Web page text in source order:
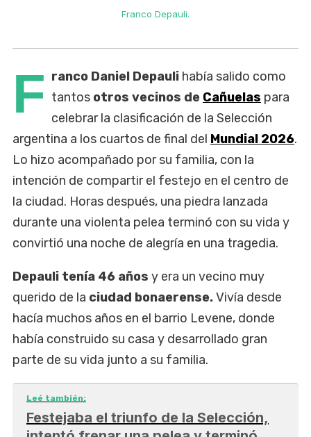
Franco Depauli.
F ranco Daniel Depauli había salido como
tantos otros vecinos de Cañuelas para
celebrar la clasificación de la Selección
argentina a los cuartos de final del Mundial 2026.
Lo hizo acompañado por su familia, con la
intención de compartir el festejo en el centro de
la ciudad. Horas después, una piedra lanzada
durante una violenta pelea terminó con su vida y
convirtió una noche de alegría en una tragedia.
Depauli tenía 46 años y era un vecino muy
querido de la ciudad bonaerense.Vivía desde
hacía muchos años en el barrio Levene, donde
había construido su casa y desarrollado gran
parte de su vida junto a su familia.
Leé también:
Festejaba el triunfo de la Selección,